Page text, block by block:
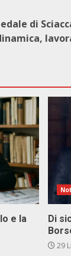
di
e la
Di
29